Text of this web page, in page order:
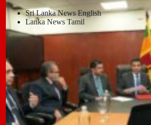
Sri Lanka News English
Lanka News Tamil
Leave a Reply
You must be
logged into post a comment.